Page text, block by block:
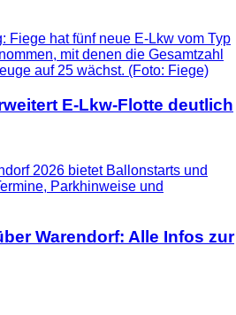
E-Lkw-Flotte deutlich
Warendorf: Alle Infos zur